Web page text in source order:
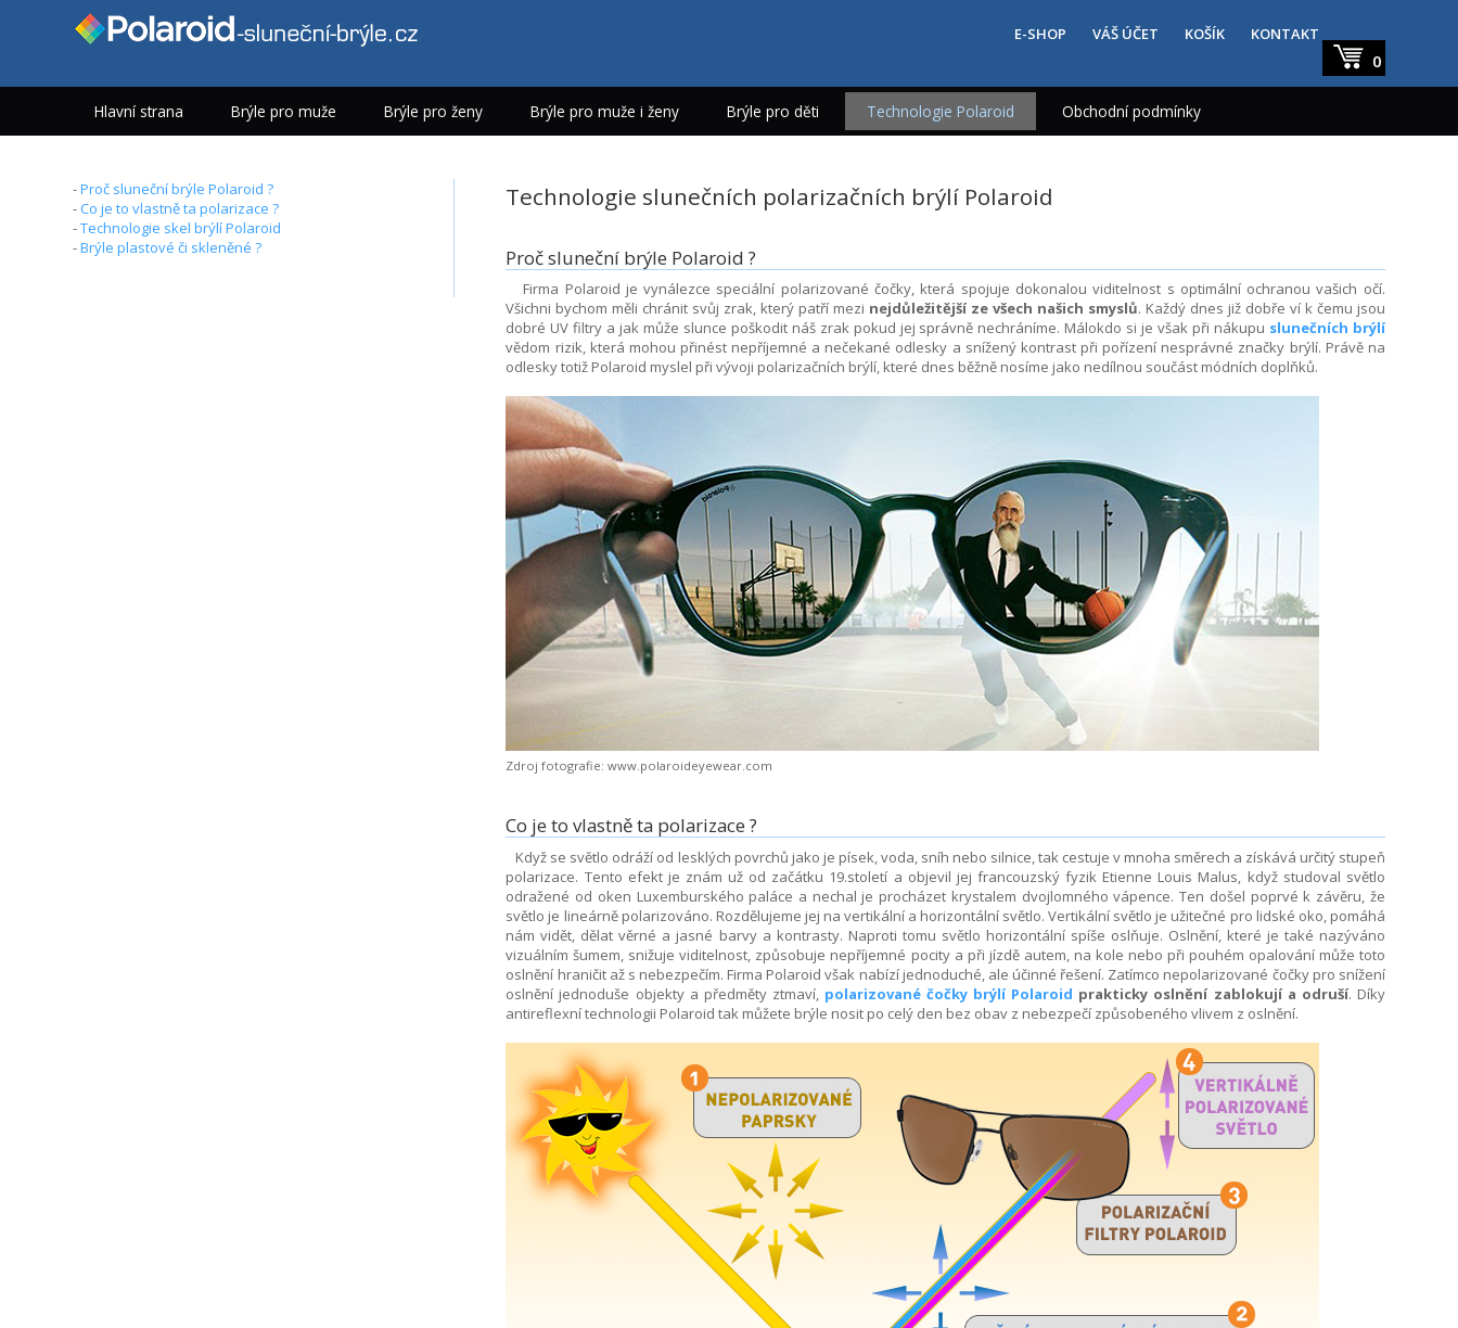
E-SHOP VÁŠ ÚČET KOŠÍK KONTAKT
0
Hlavní strana Brýle pro muže Brýle pro ženy Brýle pro muže i ženy Brýle pro děti Technologie Polaroid Obchodní podmínky
Technologie slunečních polarizačních brýlí Polaroid
Proč sluneční brýle Polaroid ?
Firma Polaroid je vynálezce speciální polarizované čočky, která spojuje dokonalou viditelnost s optimální ochranou vašich očí.
Všichni bychom měli chránit svůj zrak, který patří mezi nejdůležitější ze všech našich smyslů. Každý dnes již dobře ví k čemu jsou
dobré UV filtry a jak může slunce poškodit náš zrak pokud jej správně nechráníme. Málokdo si je však při nákupu slunečních brýlí
vědom rizik, která mohou přinést nepříjemné a nečekané odlesky a snížený kontrast při pořízení nesprávné značky brýlí. Právě na
odlesky totiž Polaroid myslel při vývoji polarizačních brýlí, které dnes běžně nosíme jako nedílnou součást módních doplňků.
Zdroj fotografie: www.polaroideyewear.com
Co je to vlastně ta polarizace ?
Když se světlo odráží od lesklých povrchů jako je písek, voda, sníh nebo silnice, tak cestuje v mnoha směrech a získává určitý stupeň
polarizace. Tento efekt je znám už od začátku 19.století a objevil jej francouzský fyzik Etienne Louis Malus, když studoval světlo
odražené od oken Luxemburského paláce a nechal je procházet krystalem dvojlomného vápence. Ten došel poprvé k závěru, že
světlo je lineárně polarizováno. Rozdělujeme jej na vertikální a horizontální světlo. Vertikální světlo je užitečné pro lidské oko, pomáhá
nám vidět, dělat věrné a jasné barvy a kontrasty. Naproti tomu světlo horizontální spíše oslňuje. Oslnění, které je také nazýváno
vizuálním šumem, snižuje viditelnost, způsobuje nepříjemné pocity a při jízdě autem, na kole nebo při pouhém opalování může toto
oslnění hraničit až s nebezpečím. Firma Polaroid však nabízí jednoduché, ale účinné řešení. Zatímco nepolarizované čočky pro snížení
oslnění jednoduše objekty a předměty ztmaví, polarizované čočky brýlí Polaroid prakticky oslnění zablokují a odruší. Díky
antireflexní technologii Polaroid tak můžete brýle nosit po celý den bez obav z nebezpečí způsobeného vlivem z oslnění.
-Proč sluneční brýle Polaroid ?
-Co je to vlastně ta polarizace ?
-Technologie skel brýlí Polaroid
-Brýle plastové či skleněné ?